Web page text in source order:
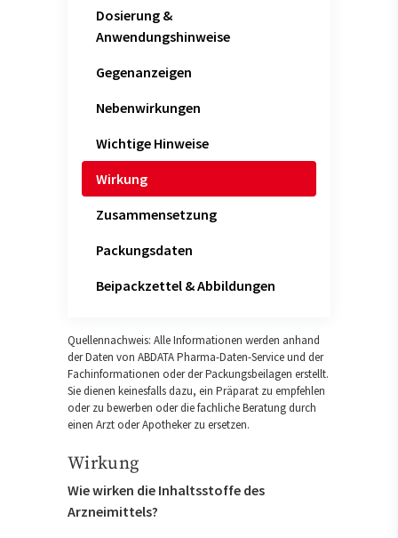
Dosierung &
Anwendungshinweise
Gegenanzeigen
Nebenwirkungen
Wichtige Hinweise
Wirkung
Zusammensetzung
Packungsdaten
Beipackzettel & Abbildungen
Quellennachweis: Alle Informationen werden anhand
der Daten von ABDATA Pharma-Daten-Service und der
Fachinformationen oder der Packungsbeilagen erstellt.
Sie dienen keinesfalls dazu, ein Präparat zu empfehlen
oder zu bewerben oder die fachliche Beratung durch
einen Arzt oder Apotheker zu ersetzen.
Wirkung
Wie wirken die Inhaltsstoffe des
Arzneimittels?